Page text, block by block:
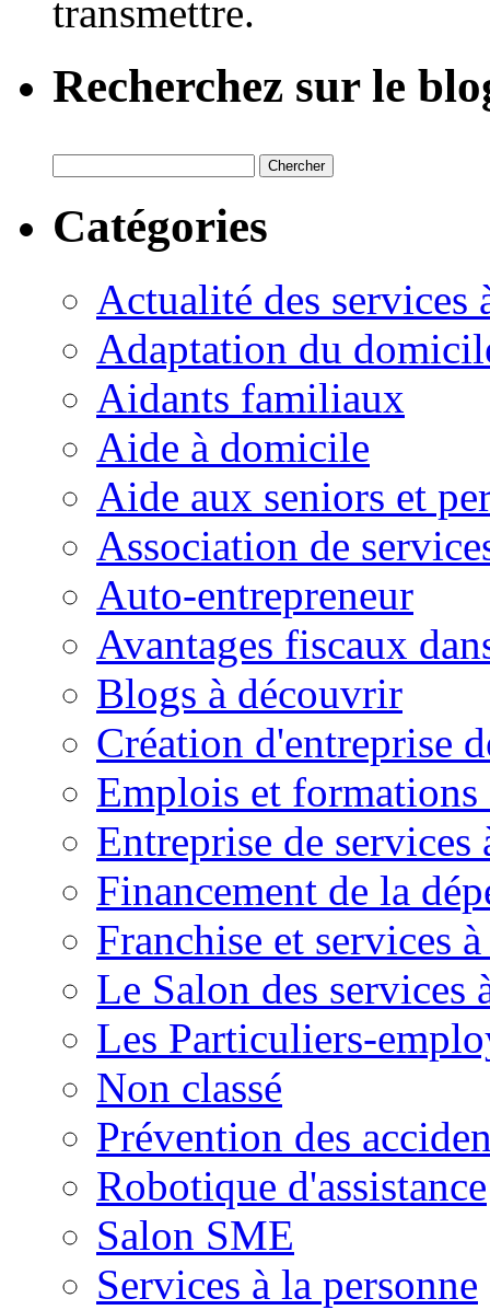
transmettre.
Recherchez sur le
Catégories
Actualité des services
Adaptation du
Aidants familiaux
Aide à domicile
Aide aux seniors et
Association de
Auto-entrepreneur
Avantages fiscaux
Blogs à découvrir
Création d'entreprise
Emplois et formations
Entreprise de services
Financement de la
Franchise et services
Le Salon des services
Les Particuliers-
Non classé
Prévention des
Robotique d'assistance
Salon SME
Services à la personne